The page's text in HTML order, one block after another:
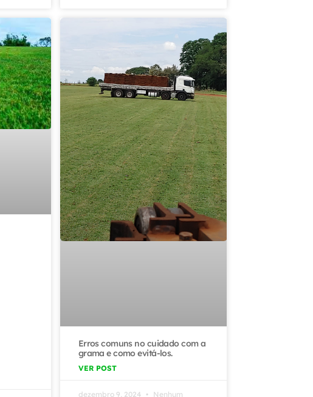
Erros comuns no cuidado com a
grama e como evitá-los.
VER POST
dezembro 9, 2024
Nenhum